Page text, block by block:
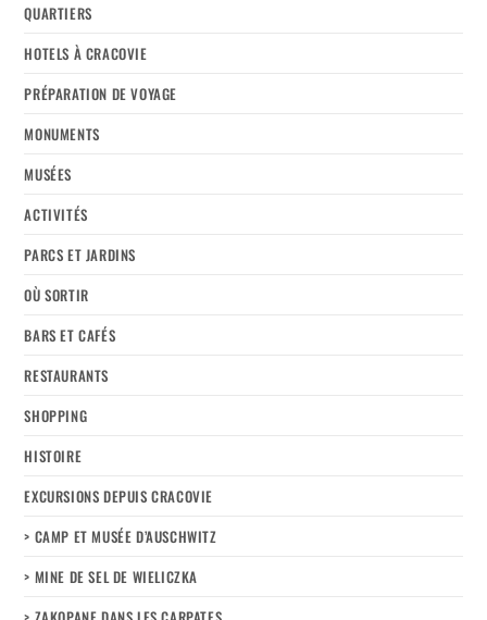
QUARTIERS
HOTELS À CRACOVIE
PRÉPARATION DE VOYAGE
MONUMENTS
MUSÉES
ACTIVITÉS
PARCS ET JARDINS
OÙ SORTIR
BARS ET CAFÉS
RESTAURANTS
SHOPPING
HISTOIRE
EXCURSIONS DEPUIS CRACOVIE
> CAMP ET MUSÉE D’AUSCHWITZ
> MINE DE SEL DE WIELICZKA